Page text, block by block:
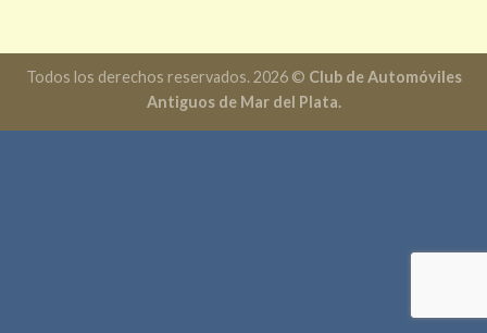
Todos los derechos reservados. 2026 © Club de Automóviles
Antiguos de Mar del Plata.